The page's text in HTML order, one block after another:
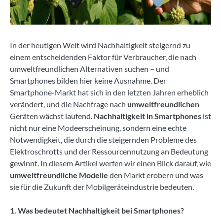
In der heutigen Welt wird Nachhaltigkeit steigernd zu
einem entscheidenden Faktor für Verbraucher, die nach
umweltfreundlichen Alternativen suchen – und
Smartphones bilden hier keine Ausnahme. Der
Smartphone-Markt hat sich in den letzten Jahren erheblich
verändert, und die Nachfrage nach umweltfreundlichen
Geräten wächst laufend. Nachhaltigkeit in Smartphones ist
nicht nur eine Modeerscheinung, sondern eine echte
Notwendigkeit, die durch die steigernden Probleme des
Elektroschrotts und der Ressourcennutzung an Bedeutung
gewinnt. In diesem Artikel werfen wir einen Blick darauf, wie
umweltfreundliche Modelle den Markt erobern und was
sie für die Zukunft der Mobilgeräteindustrie bedeuten.
1. Was bedeutet Nachhaltigkeit bei Smartphones?